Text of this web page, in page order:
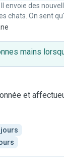
chats. On sent
c'est
"
mains
et
jours